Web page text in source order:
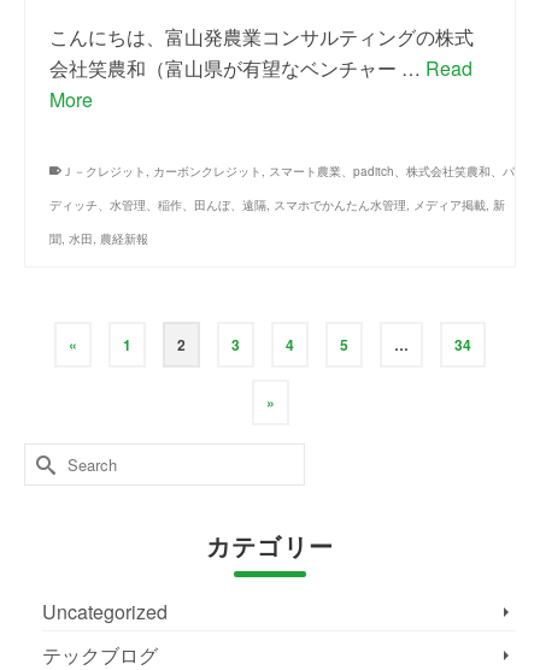
こんにちは、富山発農業コンサルティングの株式
会社笑農和（富山県が有望なベンチャー … Read
More
Ｊ－クレジット , カーボンクレジット , スマート農業、paditch、株式会社笑農和、パ
ディッチ、水管理、稲作、田んぼ、遠隔, スマホでかんたん水管理, メディア掲載, 新
聞, 水田, 農経新報
« 1 2 3 4 5 … 34
»
Search
for:
カテゴリー
Uncategorized
テックブログ